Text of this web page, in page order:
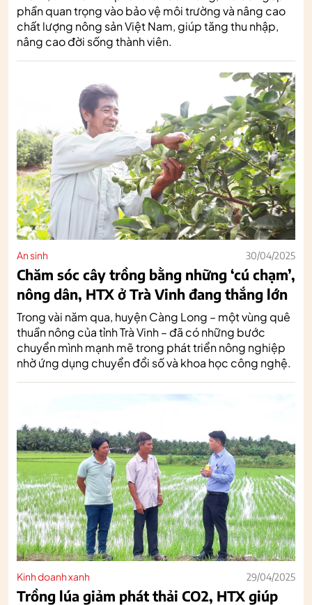
phần quan trọng vào bảo vệ môi trường và nâng cao
chất lượng nông sản Việt Nam, giúp tăng thu nhập,
nâng cao đời sống thành viên.
An sinh 30/04/2025
Chăm sóc cây trồng bằng những ‘cú chạm’,
nông dân, HTX ở Trà Vinh đang thắng lớn
Trong vài năm qua, huyện Càng Long – một vùng quê
thuần nông của tỉnh Trà Vinh – đã có những bước
chuyển mình mạnh mẽ trong phát triển nông nghiệp
nhờ ứng dụng chuyển đổi số và khoa học công nghệ.
Kinh doanh xanh 29/04/2025
Trồng lúa giảm phát thải CO2, HTX giúp